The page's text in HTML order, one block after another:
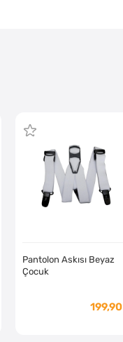
Pantolon Askısı Beyaz
Çocuk
199,90